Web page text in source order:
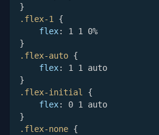
}
.flex-1
{
flex:
1 1 0%
}
.flex-auto {
flex:
1 1 auto
}
.flex-initial
{
flex:
0 1 auto
}
.flex-none {